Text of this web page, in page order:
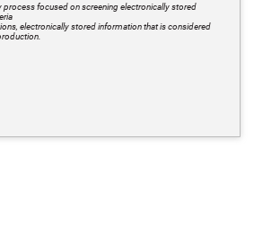
process focused on screening electronically stored
electronically stored information that is considered